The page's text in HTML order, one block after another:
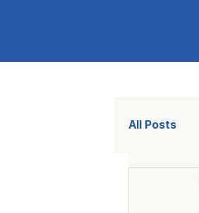
All Posts